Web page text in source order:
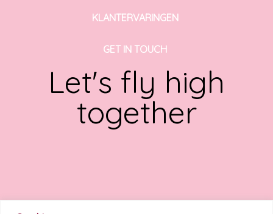
KLANTERVARINGEN
GET IN TOUCH
Let's fly high
together